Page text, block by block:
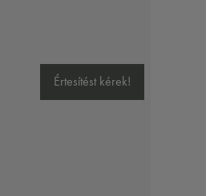
Értesítést kérek!